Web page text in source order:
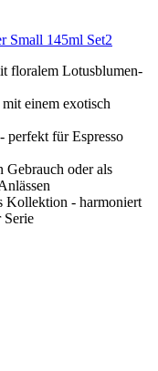
Small 145ml Set2
floralem Lotusblumen-
einem exotisch
perfekt für Espresso
oder als
- harmoniert
Serie